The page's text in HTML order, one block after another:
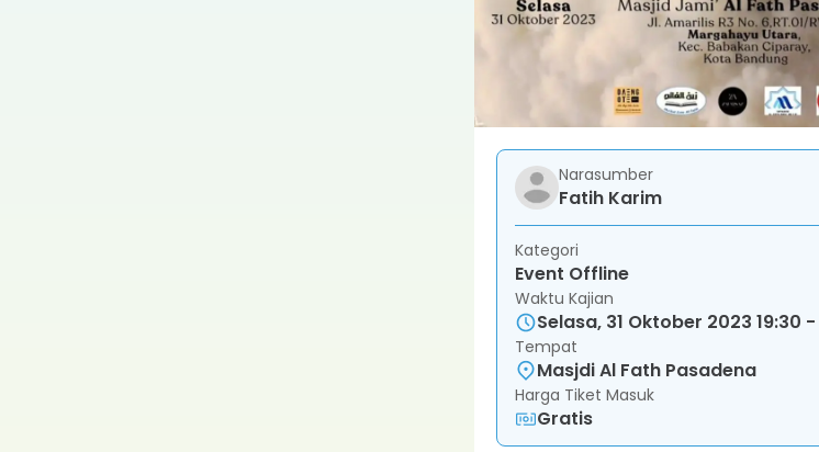
Narasumber
Fatih Karim
Kategori
Event Offline
Waktu Kajian
Selasa, 31 Oktober 2023 19:30 -
Tempat
Masjdi Al Fath Pasadena
Harga Tiket Masuk
Gratis